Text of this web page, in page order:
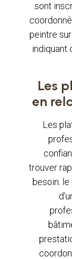
sont
peintre
indiquant
Les
en
Les
trouver
besoin.